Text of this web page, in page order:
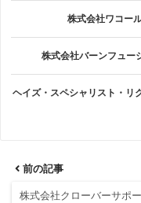
株式会社ワコー
株式会社バーンフュー
ヘイズ・スペシャリスト・リ
前の記事
株式会社クローバーサポ